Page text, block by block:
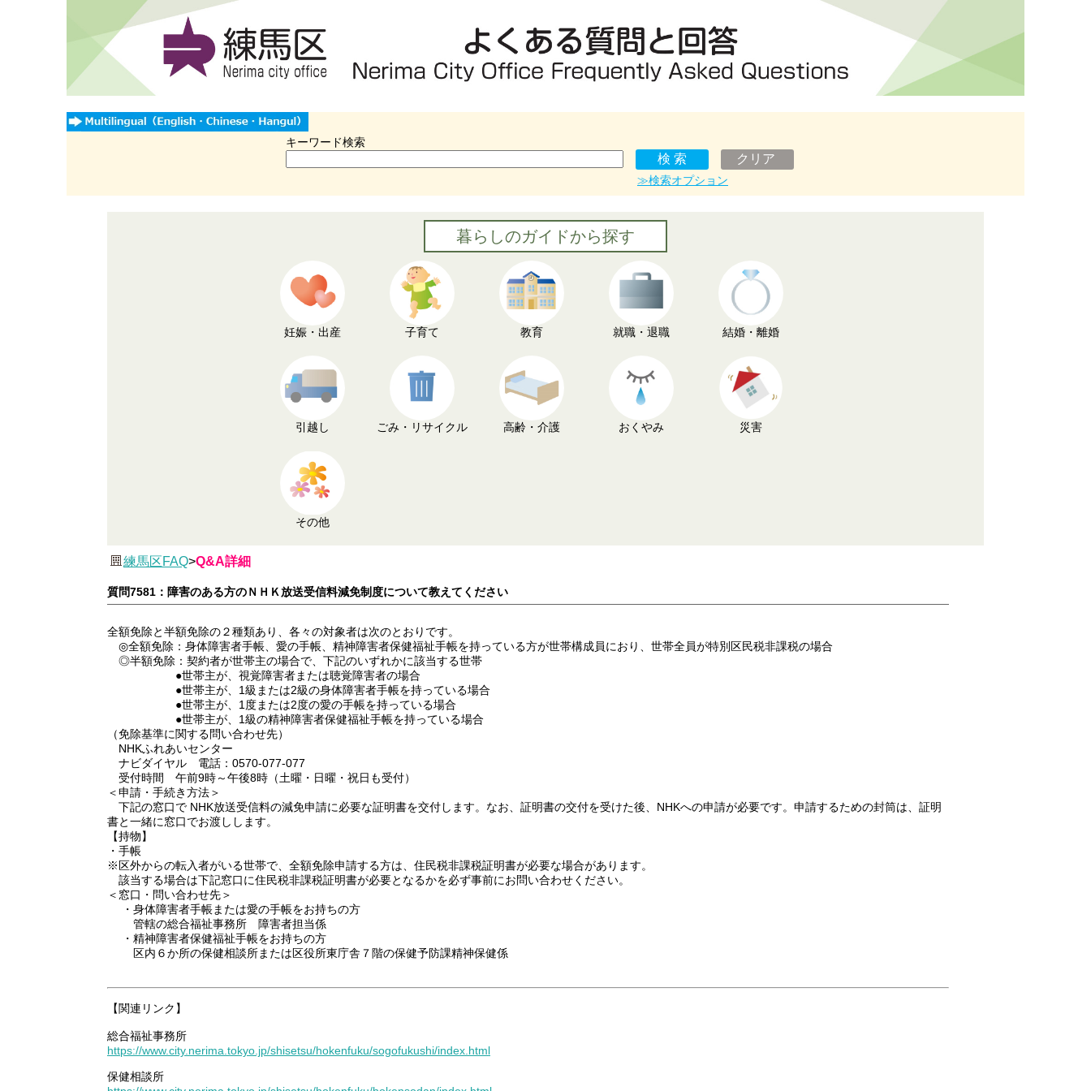
キーワード検索
≫検索オプション
暮らしのガイドから探す
妊娠・出産 子育て 教育 就職・退職 結婚・離婚
引越し ごみ・リサイクル 高齢・介護 おくやみ 災害
その他
練馬区FAQ>Q&A詳細
質問7581：障害のある方のＮＨＫ放送受信料減免制度について教えてください
全額免除と半額免除の２種類あり、各々の対象者は次のとおりです。
◎全額免除：身体障害者手帳、愛の手帳、精神障害者保健福祉手帳を持っている方が世帯構成員におり、世帯全員が特別区民税非課税の場合
◎半額免除：契約者が世帯主の場合で、下記のいずれかに該当する世帯
●世帯主が、視覚障害者または聴覚障害者の場合
●世帯主が、1級または2級の身体障害者手帳を持っている場合
●世帯主が、1度または2度の愛の手帳を持っている場合
●世帯主が、1級の精神障害者保健福祉手帳を持っている場合
（免除基準に関する問い合わせ先）
NHKふれあいセンター
ナビダイヤル 電話：0570-077-077
受付時間 午前9時～午後8時（土曜・日曜・祝日も受付）
＜申請・手続き方法＞
下記の窓口で NHK放送受信料の減免申請に必要な証明書を交付します。なお、証明書の交付を受けた後、NHKへの申請が必要です。申請するための封筒は、証明
書と一緒に窓口でお渡しします。
【持物】
・手帳
※区外からの転入者がいる世帯で、全額免除申請する方は、住民税非課税証明書が必要な場合があります。
該当する場合は下記窓口に住民税非課税証明書が必要となるかを必ず事前にお問い合わせください。
＜窓口・問い合わせ先＞
・身体障害者手帳または愛の手帳をお持ちの方
管轄の総合福祉事務所 障害者担当係
・精神障害者保健福祉手帳をお持ちの方
区内６か所の保健相談所または区役所東庁舎７階の保健予防課精神保健係
【関連リンク】
総合福祉事務所
https://www.city.nerima.tokyo.jp/shisetsu/hokenfuku/sogofukushi/index.html
保健相談所